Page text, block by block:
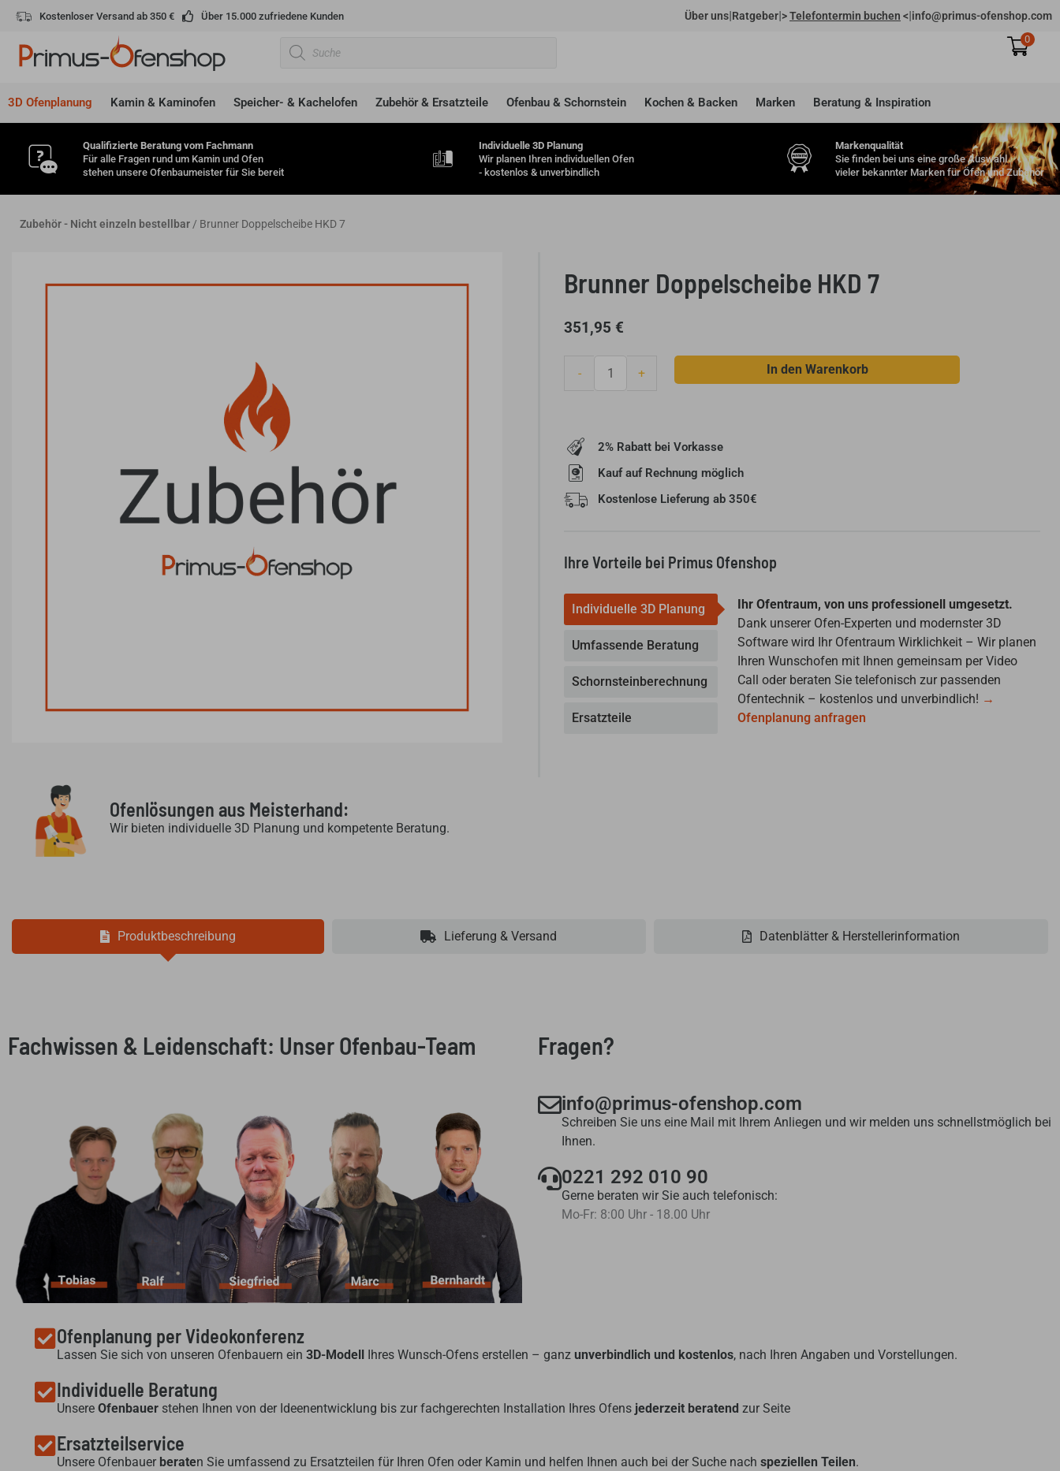
Zum
springen
Kostenloser Versand ab 350 € Über 15.000 zufriedene Kunden Über uns|Ratgeber|>Telefontermin buchen <|info@primus-ofenshop.com
Products
search
0
3D Ofenplanung Kamin & Kaminofen Speicher- & Kachelofen Zubehör & Ersatzteile Ofenbau & Schornstein Kochen & Backen Marken Beratung & Inspiration
Qualifizierte Beratung vom Fachmann
Für alle Fragen rund um Kamin und Ofen
stehen unsere Ofenbaumeister für Sie bereit
Individuelle 3D Planung
Wir planen Ihren individuellen Ofen
- kostenlos & unverbindlich
Markenqualität
Sie finden bei uns eine große Auswahl
vieler bekannter Marken für Öfen und Zubehör
Zubehör - Nicht einzeln bestellbar / Brunner Doppelscheibe HKD 7
Ofenlösungen aus Meisterhand:
Wir bieten individuelle 3D Planung und kompetente Beratung.
Brunner Doppelscheibe HKD 7
351,95 €
-
Menge
+ In den Warenkorb
2% Rabatt bei Vorkasse
Kauf auf Rechnung möglich
Kostenlose Lieferung ab 350€
Ihre Vorteile bei Primus Ofenshop
Individuelle 3D Planung
Umfassende Beratung
Schornsteinberechnung
Ersatzteile
Ihr Ofentraum, von uns professionell umgesetzt.
Dank unserer Ofen-Experten und modernster 3D
Software wird Ihr Ofentraum Wirklichkeit – Wir planen
Ihren Wunschofen mit Ihnen gemeinsam per Video
Call oder beraten Sie telefonisch zur passenden
Ofentechnik – kostenlos und unverbindlich! →
Ofenplanung anfragen
Produktbeschreibung Lieferung & Versand Datenblätter & Herstellerinformation
Fachwissen & Leidenschaft: Unser Ofenbau-Team Fragen?
info@primus-ofenshop.com
Schreiben Sie uns eine Mail mit Ihrem Anliegen und wir melden uns schnellstmöglich bei
Ihnen.
0221 292 010 90
Gerne beraten wir Sie auch telefonisch:
Mo-Fr: 8:00 Uhr - 18.00 Uhr
Ofenplanung per Videokonferenz
Lassen Sie sich von unseren Ofenbauern ein 3D-Modell Ihres Wunsch-Ofens erstellen – ganz unverbindlich und kostenlos, nach Ihren Angaben und Vorstellungen.
Individuelle Beratung
Unsere Ofenbauer stehen Ihnen von der Ideenentwicklung bis zur fachgerechten Installation Ihres Ofens jederzeit beratend zur Seite
Ersatzteilservice
Unsere Ofenbauer beraten Sie umfassend zu Ersatzteilen für Ihren Ofen oder Kamin und helfen Ihnen auch bei der Suche nach speziellen Teilen.